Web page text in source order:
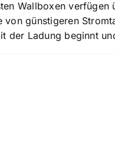
Wallboxen
von günstigeren
der Ladung beginnt